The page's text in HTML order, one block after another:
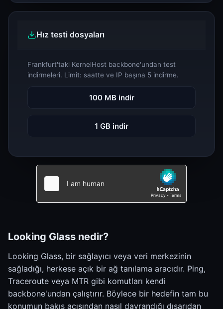
Hız testi dosyaları
Frankfurt'taki KernelHost backbone'undan test
indirmeleri. Limit: saatte ve IP başına 5 indirme.
100 MB indir
1 GB indir
Looking Glass nedir?
Looking Glass, bir sağlayıcı veya veri merkezinin
sağladığı, herkese açık bir ağ tanılama aracıdır. Ping,
Traceroute veya MTR gibi komutları kendi
backbone'undan çalıştırır. Böylece bir hedefin tam bu
konumun bakış açısından nasıl davrandığı dışarıdan